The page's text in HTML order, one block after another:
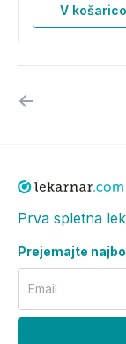
V košarico
Prva spletna
Prejemajte
Email